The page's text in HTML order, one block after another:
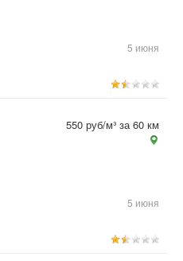
5 июня
5 июня
550 руб/м³ за 60 км